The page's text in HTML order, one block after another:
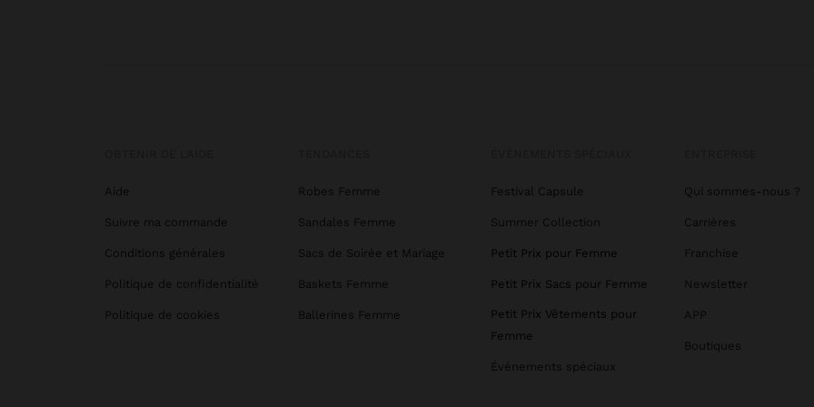
Aide
Suivre ma commande
Conditions générales
Politique de confidentialité
Politique de cookies
Robes Femme
Sandales Femme
Sacs de Soirée et Mariage
Baskets Femme
Ballerines Femme
Festival Capsule
Summer Collection
Petit Prix pour Femme
Petit Prix Sacs pour Femme
Petit Prix Vêtements pour
Femme
Événements spéciaux
Qui sommes-nous ?
Carrières
Franchise
Newsletter
APP
Boutiques